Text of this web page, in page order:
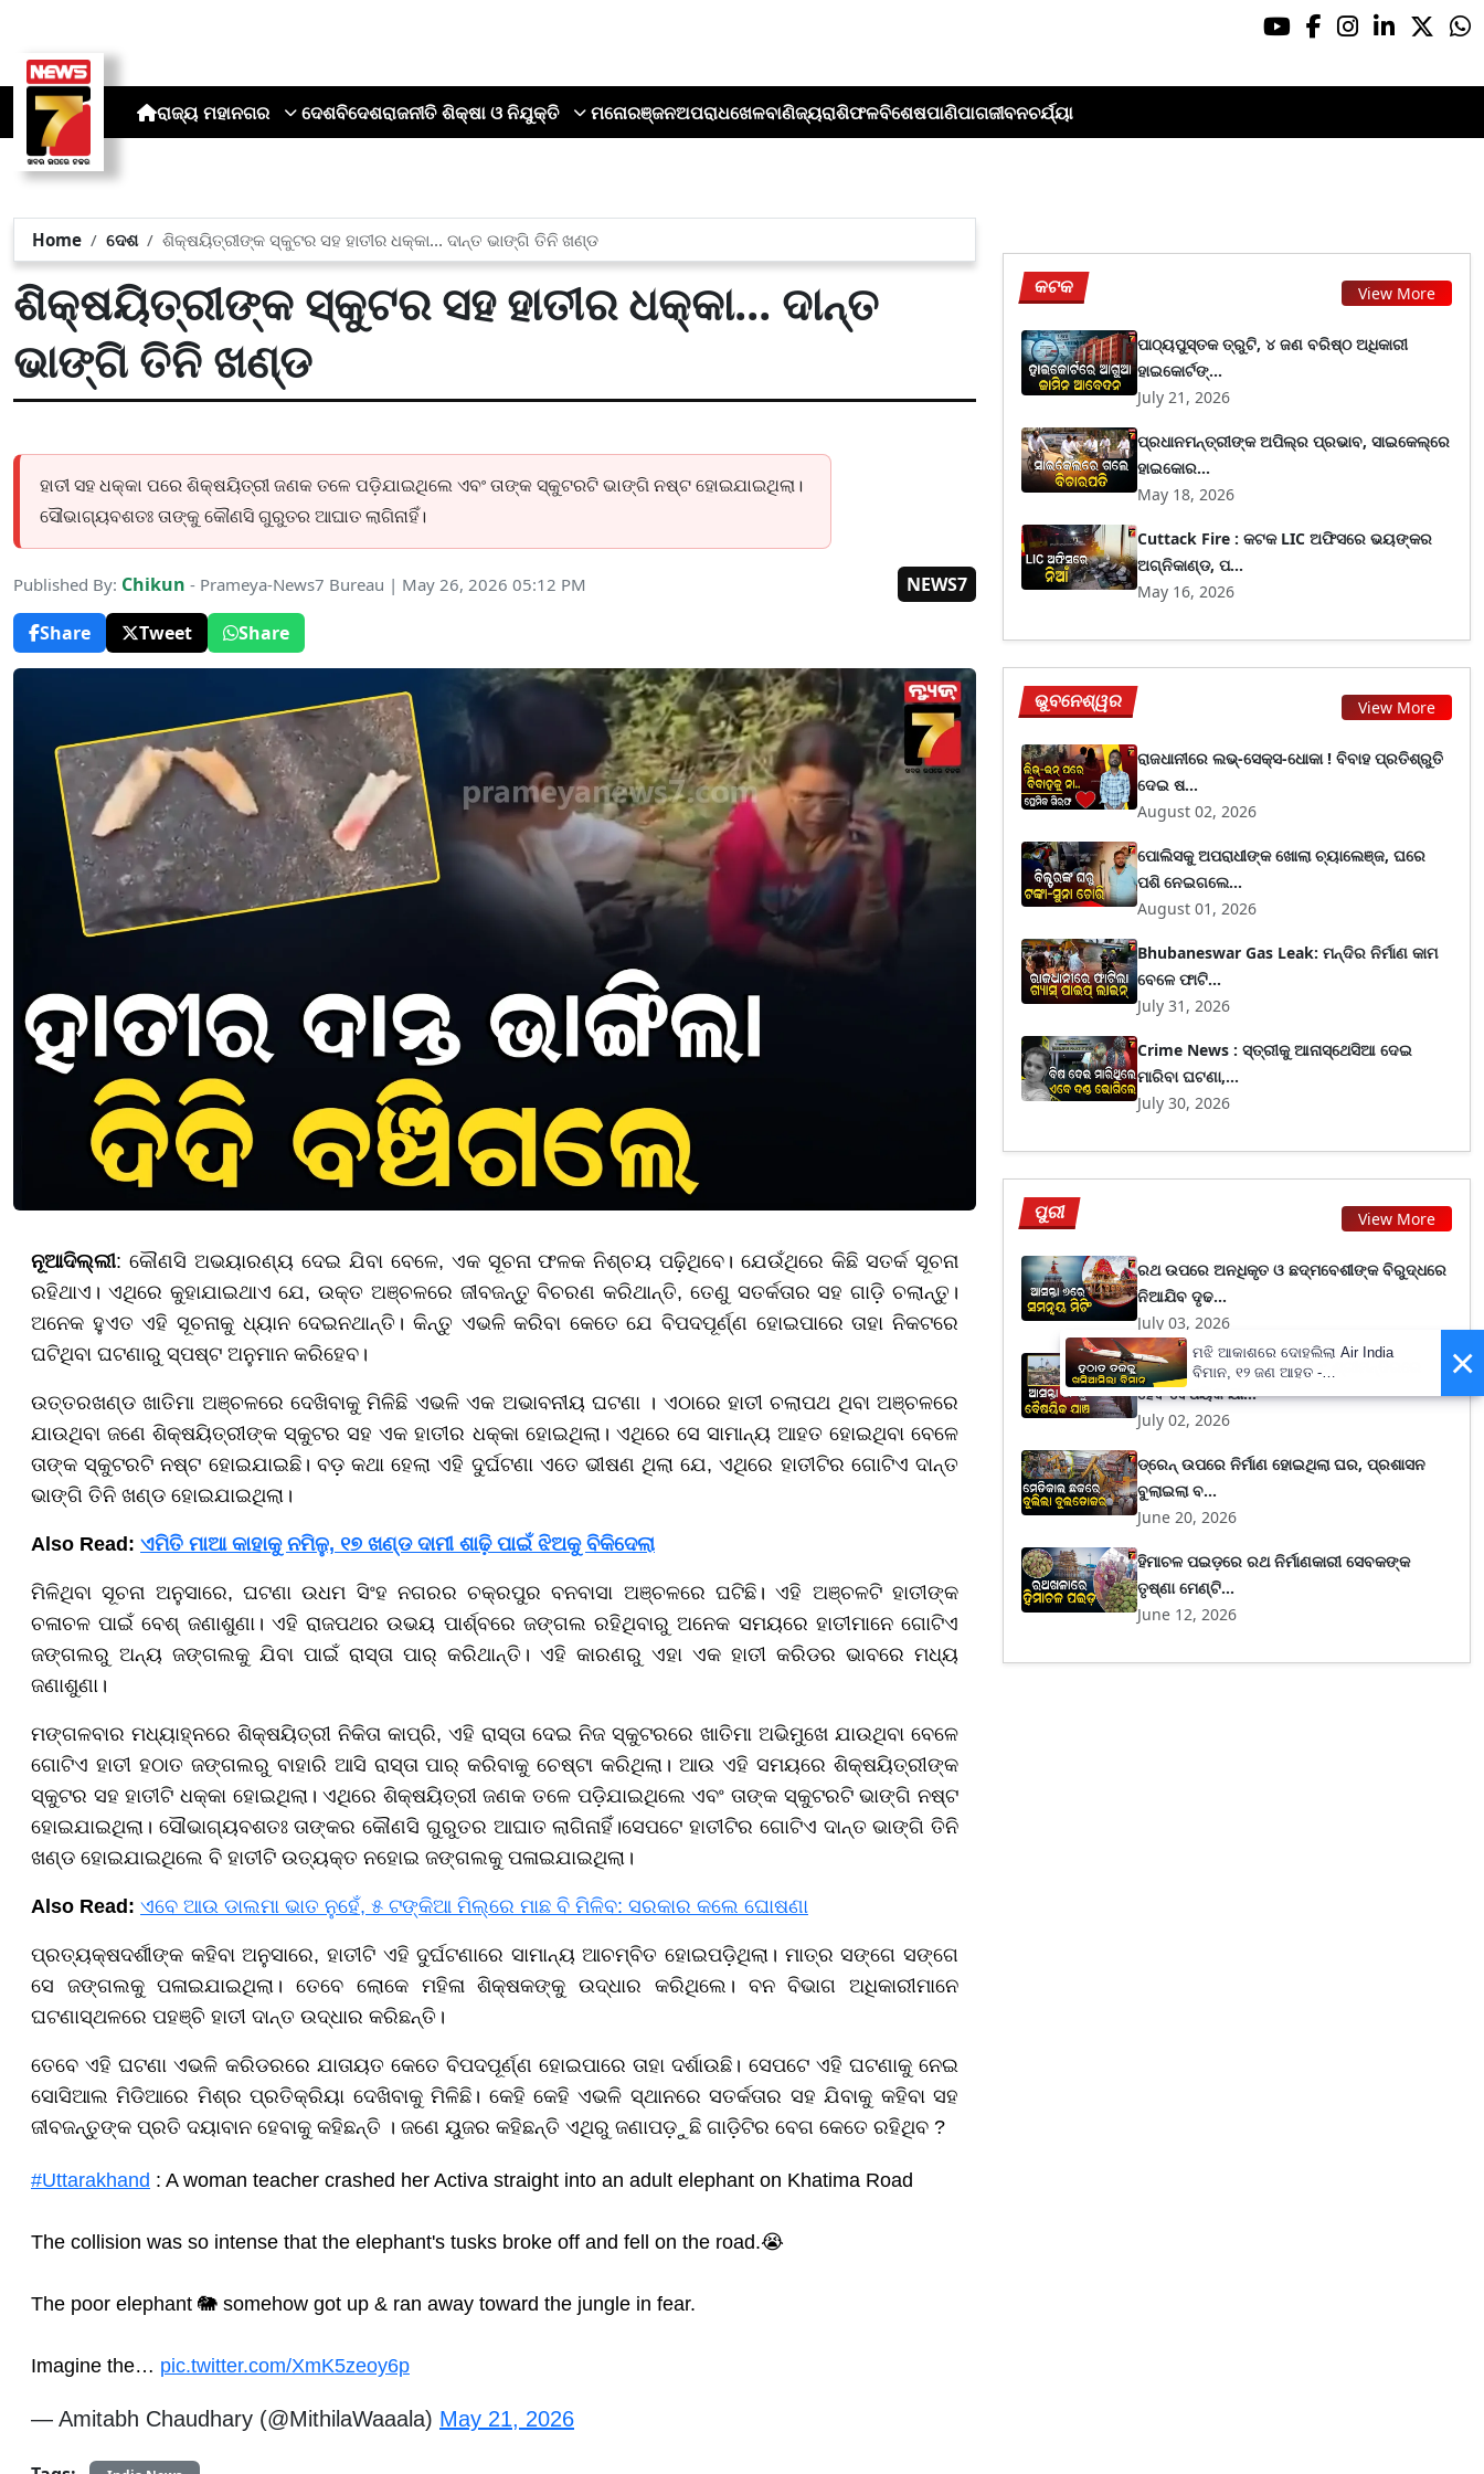
ରାଜ୍ୟ ମହାନଗର ଦେଶବିଦେଶରାଜନୀତି ଶିକ୍ଷା ଓ ନିଯୁକ୍ତି ମନୋରଞ୍ଜନଅପରାଧଖେଳବାଣିଜ୍ୟରାଶିଫଳବିଶେଷପାଣିପାଗଜୀବନଚର୍ଯ୍ୟା
Home ଦେଶ ଶିକ୍ଷୟିତ୍ରୀଙ୍କ ସ୍କୁଟର ସହ ହାତୀର ଧକ୍କା... ଦାନ୍ତ ଭାଙ୍ଗି ତିନି ଖଣ୍ଡ
ଶିକ୍ଷୟିତ୍ରୀଙ୍କ ସ୍କୁଟର ସହ ହାତୀର ଧକ୍କା... ଦାନ୍ତ
ଭାଙ୍ଗି ତିନି ଖଣ୍ଡ
ହାତୀ ସହ ଧକ୍କା ପରେ ଶିକ୍ଷୟିତ୍ରୀ ଜଣକ ତଳେ ପଡ଼ିଯାଇଥିଲେ ଏବଂ ତାଙ୍କ ସ୍କୁଟରଟି ଭାଙ୍ଗି ନଷ୍ଟ ହୋଇଯାଇଥିଲା।
ସୌଭାଗ୍ୟବଶତଃ ତାଙ୍କୁ କୌଣସି ଗୁରୁତର ଆଘାତ ଲାଗିନାହିଁ।
Published By: Chikun - Prameya-News7 Bureau | May 26, 2026 05:12 PM
NEWS7
Share
Tweet Share
ନୂଆଦିଲ୍ଲୀ: କୌଣସି ଅଭୟାରଣ୍ୟ ଦେଇ ଯିବା ବେଳେ, ଏକ ସୂଚନା ଫଳକ ନିଶ୍ଚୟ ପଢ଼ିଥିବେ। ଯେଉଁଥିରେ କିଛି ସତର୍କ ସୂଚନା
ରହିଥାଏ। ଏଥିରେ କୁହାଯାଇଥାଏ ଯେ, ଉକ୍ତ ଅଞ୍ଚଳରେ ଜୀବଜନ୍ତୁ ବିଚରଣ କରିଥାନ୍ତି, ତେଣୁ ସତର୍କତାର ସହ ଗାଡ଼ି ଚଲାନ୍ତୁ।
ଅନେକ ହୁଏତ ଏହି ସୂଚନାକୁ ଧ୍ୟାନ ଦେଇନଥାନ୍ତି। କିନ୍ତୁ ଏଭଳି କରିବା କେତେ ଯେ ବିପଦପୂର୍ଣ୍ଣ ହୋଇପାରେ ତାହା ନିକଟରେ
ଘଟିଥିବା ଘଟଣାରୁ ସ୍ପଷ୍ଟ ଅନୁମାନ କରିହେବ।
ଉତ୍ତରଖଣ୍ଡ ଖାତିମା ଅଞ୍ଚଳରେ ଦେଖିବାକୁ ମିଳିଛି ଏଭଳି ଏକ ଅଭାବନୀୟ ଘଟଣା । ଏଠାରେ ହାତୀ ଚଲାପଥ ଥିବା ଅଞ୍ଚଳରେ
ଯାଉଥିବା ଜଣେ ଶିକ୍ଷୟିତ୍ରୀଙ୍କ ସ୍କୁଟର ସହ ଏକ ହାତୀର ଧକ୍କା ହୋଇଥିଲା। ଏଥିରେ ସେ ସାମାନ୍ୟ ଆହତ ହୋଇଥିବା ବେଳେ
ତାଙ୍କ ସ୍କୁଟରଟି ନଷ୍ଟ ହୋଇଯାଇଛି। ବଡ଼ କଥା ହେଲା ଏହି ଦୁର୍ଘଟଣା ଏତେ ଭୀଷଣ ଥିଲା ଯେ, ଏଥିରେ ହାତୀଟିର ଗୋଟିଏ ଦାନ୍ତ
ଭାଙ୍ଗି ତିନି ଖଣ୍ଡ ହୋଇଯାଇଥିଲା।
Also Read: ଏମିତି ମାଆ କାହାକୁ ନମିଳୁ, ୧୭ ଖଣ୍ଡ ଦାମୀ ଶାଢ଼ି ପାଇଁ ଝିଅକୁ ବିକିଦେଲା
ମିଳିଥିବା ସୂଚନା ଅନୁସାରେ, ଘଟଣା ଉଧମ ସିଂହ ନଗରର ଚକ୍ରପୁର ବନବାସା ଅଞ୍ଚଳରେ ଘଟିଛି। ଏହି ଅଞ୍ଚଳଟି ହାତୀଙ୍କ
ଚଳାଚଳ ପାଇଁ ବେଶ୍ ଜଣାଶୁଣା। ଏହି ରାଜପଥର ଉଭୟ ପାର୍ଶ୍ବରେ ଜଙ୍ଗଲ ରହିଥିବାରୁ ଅନେକ ସମୟରେ ହାତୀମାନେ ଗୋଟିଏ
ଜଙ୍ଗଲରୁ ଅନ୍ୟ ଜଙ୍ଗଲକୁ ଯିବା ପାଇଁ ରାସ୍ତା ପାର୍ କରିଥାନ୍ତି। ଏହି କାରଣରୁ ଏହା ଏକ ହାତୀ କରିଡର ଭାବରେ ମଧ୍ୟ
ଜଣାଶୁଣା।
ମଙ୍ଗଳବାର ମଧ୍ୟାହ୍ନରେ ଶିକ୍ଷୟିତ୍ରୀ ନିକିତା କାପ୍ରି, ଏହି ରାସ୍ତା ଦେଇ ନିଜ ସ୍କୁଟରରେ ଖାତିମା ଅଭିମୁଖେ ଯାଉଥିବା ବେଳେ
ଗୋଟିଏ ହାତୀ ହଠାତ ଜଙ୍ଗଲରୁ ବାହାରି ଆସି ରାସ୍ତା ପାର୍ କରିବାକୁ ଚେଷ୍ଟା କରିଥିଲା। ଆଉ ଏହି ସମୟରେ ଶିକ୍ଷୟିତ୍ରୀଙ୍କ
ସ୍କୁଟର ସହ ହାତୀଟି ଧକ୍କା ହୋଇଥିଲା। ଏଥିରେ ଶିକ୍ଷୟିତ୍ରୀ ଜଣକ ତଳେ ପଡ଼ିଯାଇଥିଲେ ଏବଂ ତାଙ୍କ ସ୍କୁଟରଟି ଭାଙ୍ଗି ନଷ୍ଟ
ହୋଇଯାଇଥିଲା। ସୌଭାଗ୍ୟବଶତଃ ତାଙ୍କର କୌଣସି ଗୁରୁତର ଆଘାତ ଲାଗିନାହିଁ।ସେପଟେ ହାତୀଟିର ଗୋଟିଏ ଦାନ୍ତ ଭାଙ୍ଗି ତିନି
ଖଣ୍ଡ ହୋଇଯାଇଥିଲେ ବି ହାତୀଟି ଉତ୍ୟକ୍ତ ନହୋଇ ଜଙ୍ଗଲକୁ ପଳାଇଯାଇଥିଲା।
Also Read: ଏବେ ଆଉ ଡାଲମା ଭାତ ନୁହେଁ, ୫ ଟଙ୍କିଆ ମିଲ୍‌ରେ ମାଛ ବି ମିଳିବ: ସରକାର କଲେ ଘୋଷଣା
ପ୍ରତ୍ୟକ୍ଷଦର୍ଶୀଙ୍କ କହିବା ଅନୁସାରେ, ହାତୀଟି ଏହି ଦୁର୍ଘଟଣାରେ ସାମାନ୍ୟ ଆଚମ୍ବିତ ହୋଇପଡ଼ିଥିଲା। ମାତ୍ର ସଙ୍ଗେ ସଙ୍ଗେ
ସେ ଜଙ୍ଗଲକୁ ପଳାଇଯାଇଥିଲା। ତେବେ ଲୋକେ ମହିଳା ଶିକ୍ଷକଙ୍କୁ ଉଦ୍ଧାର କରିଥିଲେ। ବନ ବିଭାଗ ଅଧିକାରୀମାନେ
ଘଟଣାସ୍ଥଳରେ ପହଞ୍ଚି ହାତୀ ଦାନ୍ତ ଉଦ୍ଧାର କରିଛନ୍ତି।
ତେବେ ଏହି ଘଟଣା ଏଭଳି କରିଡରରେ ଯାତାୟତ କେତେ ବିପଦପୂର୍ଣ୍ଣ ହୋଇପାରେ ତାହା ଦର୍ଶାଉଛି। ସେପଟେ ଏହି ଘଟଣାକୁ ନେଇ
ସୋସିଆଲ ମିଡିଆରେ ମିଶ୍ର ପ୍ରତିକ୍ରିୟା ଦେଖିବାକୁ ମିଳିଛି। କେହି କେହି ଏଭଳି ସ୍ଥାନରେ ସତର୍କତାର ସହ ଯିବାକୁ କହିବା ସହ
ଜୀବଜନ୍ତୁଙ୍କ ପ୍ରତି ଦୟାବାନ ହେବାକୁ କହିଛନ୍ତି । ଜଣେ ୟୁଜର କହିଛନ୍ତି ଏଥିରୁ ଜଣାପଡ଼ୁଛି ଗାଡ଼ିଟିର ବେଗ କେତେ ରହିଥିବ ?
#Uttarakhand : A woman teacher crashed her Activa straight into an adult elephant on Khatima Road
The collision was so intense that the elephant's tusks broke off and fell on the road.😭
The poor elephant 🐘 somehow got up & ran away toward the jungle in fear.
Imagine the… pic.twitter.com/XmK5zeoy6p
— Amitabh Chaudhary (@MithilaWaaala) May 21, 2026
କଟକ View More
ପାଠ୍ୟପୁସ୍ତକ ତ୍ରୁଟି, ୪ ଜଣ ବରିଷ୍ଠ ଅଧିକାରୀ
ହାଇକୋର୍ଟଙ୍...
July 21, 2026
ପ୍ରଧାନମନ୍ତ୍ରୀଙ୍କ ଅପିଲ୍‌ର ପ୍ରଭାବ, ସାଇକେଲ୍‌ରେ
ହାଇକୋର...
May 18, 2026
Cuttack Fire : କଟକ LIC ଅଫିସରେ ଭୟଙ୍କର
ଅଗ୍ନିକାଣ୍ଡ, ପ...
May 16, 2026
ଭୁବନେଶ୍ୱର View More
ରାଜଧାନୀରେ ଲଭ୍-ସେକ୍ସ-ଧୋକା ! ବିବାହ ପ୍ରତିଶ୍ରୁତି
ଦେଇ ଷ...
August 02, 2026
ପୋଲିସକୁ ଅପରାଧୀଙ୍କ ଖୋଲା ଚ୍ୟାଲେଞ୍ଜ, ଘରେ
ପଶି ନେଇଗଲେ...
August 01, 2026
Bhubaneswar Gas Leak: ମନ୍ଦିର ନିର୍ମାଣ କାମ
ବେଳେ ଫାଟି...
July 31, 2026
Crime News : ସ୍ତ୍ରୀକୁ ଆନାସ୍ଥେସିଆ ଦେଇ
ମାରିବା ଘଟଣା,...
July 30, 2026
ପୁରୀ View More
ରଥ ଉପରେ ଅନଧିକୃତ ଓ ଛଦ୍ମବେଶୀଙ୍କ ବିରୁଦ୍ଧରେ
ନିଆଯିବ ଦୃଢ...
July 03, 2026
Shree Jagannath Temple: ଶ୍ରୀମନ୍ଦିରରେ
ହେବ ବୈଷୟିକ ଯା...
July 02, 2026
ଡ୍ରେନ୍ ଉପରେ ନିର୍ମାଣ ହୋଇଥିଲା ଘର, ପ୍ରଶାସନ
ବୁଲାଇଲା ବ...
June 20, 2026
ହିମାଚଳ ପଇଡ଼ରେ ରଥ ନିର୍ମାଣକାରୀ ସେବକଙ୍କ
ତୃଷ୍ଣା ମେଣ୍ଟି...
June 12, 2026
×
ମଝି ଆକାଶରେ ଦୋହଲିଲା Air India
ବିମାନ, ୧୨ ଜଣ ଆହତ -